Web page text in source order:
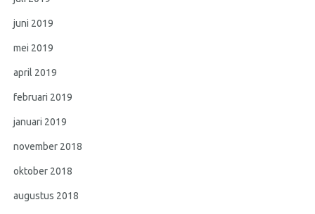
juni 2019
mei 2019
april 2019
februari 2019
januari 2019
november 2018
oktober 2018
augustus 2018